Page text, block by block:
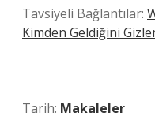
Tavsiyeli Bağlantılar:
Kimden Geldiğini
Tarih: Makaleler